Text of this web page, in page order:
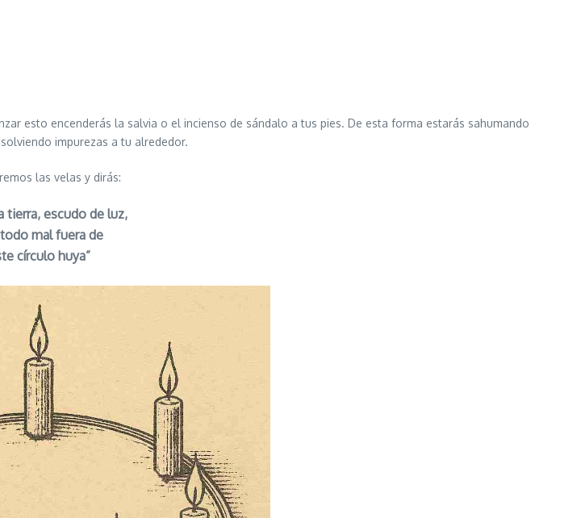
esto encenderás la salvia o el incienso de sándalo a tus pies. De esta forma estarás sahumando
impurezas a tu alrededor.
las velas y dirás:
tierra, escudo de luz,
mal fuera de
círculo huya”